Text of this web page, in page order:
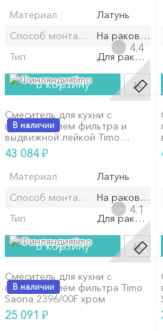
Материал
Латунь
Способ монтажа/установки
На раковину/
Тип
Для раковины
В корзину
timo
4.4
В наличии
Смеситель для кухни с
подключением фильтра и
выдвижной лейкой Timo
Saona 2356/16FL...
43 084₽
Материал
Латунь
Способ монтажа/установки
На раковину/
Тип
Для раковины
В корзину
timo
4.1
В наличии
Смеситель для кухни с
подключением фильтра Timo
Saona 2396/00F хром
25 091 ₽